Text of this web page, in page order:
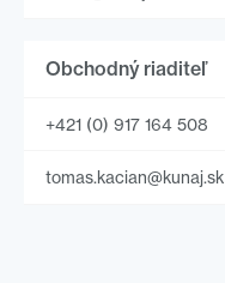
Obchodný riaditeľ
+421 (0) 917 164 508
tomas.kacian@kunaj.sk